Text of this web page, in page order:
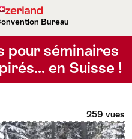
Bureau
pour séminaires
en Suisse !
259 vues